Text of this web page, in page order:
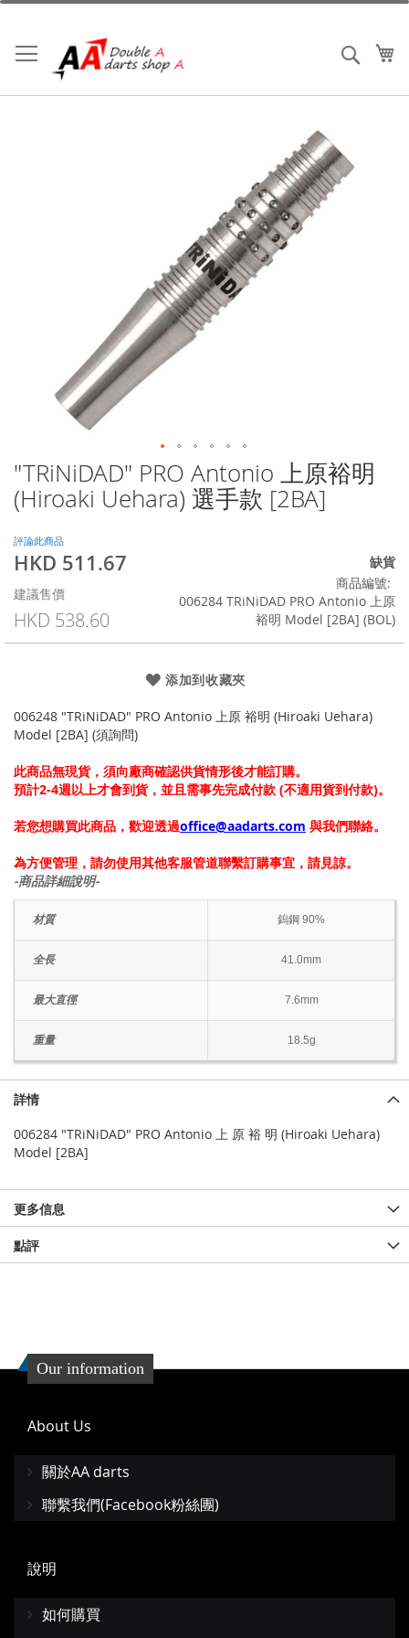
跳
內
容
搜索
"TRiNiDAD" PRO Antonio 上原裕明
(Hiroaki Uehara) 選手款 [2BA]
評論此商品
特
價
格
HKD 511.67
建議售價
HKD 538.60
缺貨
商品編號
006284 TRiNiDAD PRO Antonio 上原
裕明 Model [2BA] (BOL)
添加到收藏夾
006248 "TRiNiDAD" PRO Antonio 上原 裕明 (Hiroaki Uehara)
Model [2BA] (須詢問)
此商品無現貨，須向廠商確認供貨情形後才能訂購。
預計2-4週以上才會到貨，並且需事先完成付款 (不適用貨到付款)。
若您想購買此商品，歡迎透過office@aadarts.com 與我們聯絡。
為方便管理，請勿使用其他客服管道聯繫訂購事宜，請見諒。
-商品詳細說明-
材質 鎢鋼 90%
全長 41.0mm
最大直徑 7.6mm
重量 18.5g
Skip
to
the
of
the
gallery
詳情
006284 "TRiNiDAD" PRO Antonio 上 原 裕 明 (Hiroaki Uehara)
Model [2BA]
更多信息
點評
Our information
About Us
關於AA darts
聯繫我們(Facebook粉絲團)
說明
如何購買